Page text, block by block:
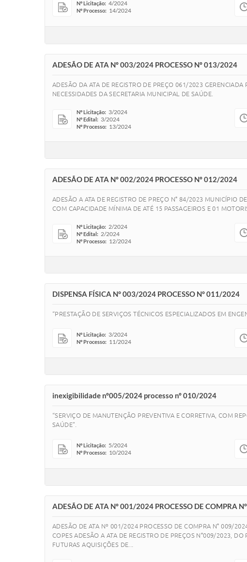
Nº Licitação: 4/2024
Nº Processo: 14/2024
ADESÃO DE ATA Nº 003/2024 PROCESSO Nº 013/2024
ADESÃO DA ATA DE REGISTRO DE PREÇO 061/2023
NECESSIDADES DA SECRETARIA MUNICIPAL DE SAÚDE.
Nº Licitação: 3/2024
Nº Edital: 3/2024
Nº Processo: 13/2024
ADESÃO DE ATA Nº 002/2024 PROCESSO Nº 012/2024
ADESÃO A ATA DE REGISTRO DE PREÇO N° 84/2023 MUNICÍPIO
COM CAPACIDADE MÍNIMA DE ATÉ 15 PASSAGEIROS E 01
Nº Licitação: 2/2024
Nº Edital: 2/2024
Nº Processo: 12/2024
DISPENSA FÍSICA N° 003/2024 PROCESSO N° 011/2024
“PRESTAÇÃO DE SERVIÇOS TÉCNICOS ESPECIALIZADOS EM
Nº Licitação: 3/2024
Nº Processo: 11/2024
inexigibilidade nº005/2024 processo nº 010/2024
“SERVIÇO DE MANUTENÇÃO PREVENTIVA E CORRETIVA, COM
SAÚDE”.
Nº Licitação: 5/2024
Nº Processo: 10/2024
ADESÃO DE ATA Nº 001/2024 PROCESSO DE COMPRA
ADESÃO DE ATA Nº 001/2024 PROCESSO DE COMPRA N° 009/
COPES ADESÃO A ATA DE REGISTRO DE PREÇOS N°009/2023,
FUTURAS AQUISIÇÕES DE...